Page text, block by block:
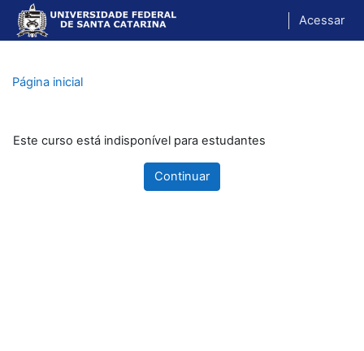
Ir para o conteúdo principal
Acessar
Página inicial
Este curso está indisponível para estudantes
Continuar